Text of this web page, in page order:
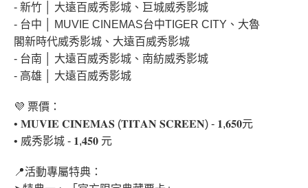
- 新竹 │ 大遠百威秀影城、巨城威秀影城
- 台中 │ MUVIE CINEMAS台中TIGER CITY、大魯
閣新時代威秀影城、大遠百威秀影城
- 台南 │ 大遠百威秀影城、南紡威秀影城
- 高雄 │ 大遠百威秀影城
💜 票價：
• 𝐌𝐔𝐕𝐈𝐄 𝐂𝐈𝐍𝐄𝐌𝐀𝐒 (𝐓𝐈𝐓𝐀𝐍 𝐒𝐂𝐑𝐄𝐄𝐍) - 𝟏,𝟔𝟓𝟎元
• 威秀影城 - 𝟏,𝟒𝟓𝟎 元⠀
📍活動專屬特典：